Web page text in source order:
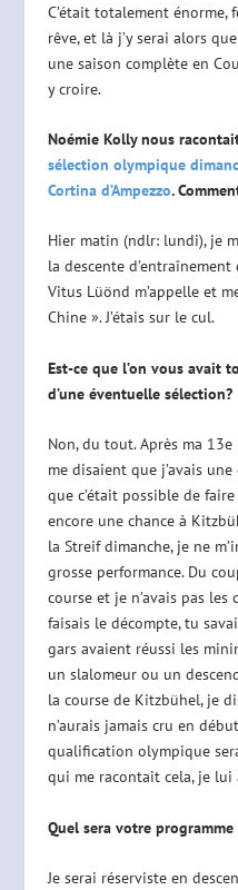
C’était totalement énorme,
rêve, et là j’y serai alors
une saison complète en
y croire.
Noémie Kolly nous
sélection olympique
Cortina d’Ampezzo.
Hier matin (ndlr: lundi), je
la descente
Vitus Lüönd m’appelle et
Chine ». J’étais sur le cul.
Est-ce que l’on vous avait
d’une éventuelle sélection?
Non, du tout. Après ma 13e
me disaient que j’avais
que c’était possible de
encore une chance à
la Streif dimanche, je ne
grosse performance. Du
course et je n’avais pas
faisais le décompte, tu
gars avaient réussi les
un slalomeur ou un
la course de Kitzbühel, je
n’aurais jamais cru en
qualification olympique
qui me racontait cela, je lui
Quel sera votre programme
Je serai réserviste en